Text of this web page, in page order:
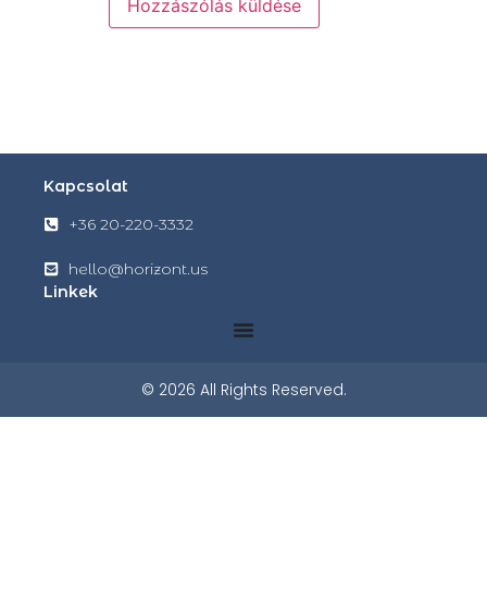
Kapcsolat
+36 20-220-3332
hello@horizont.us
Linkek
© 2026 All Rights Reserved.